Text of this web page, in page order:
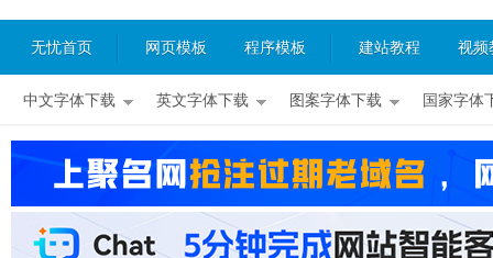
无忧首页 网页模板 程序模板 建站教程 视频
中文字体下载 英文字体下载 图案字体下载 国家字体